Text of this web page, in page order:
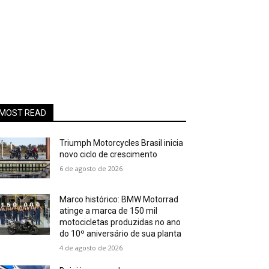
MOST READ
Triumph Motorcycles Brasil inicia
novo ciclo de crescimento
6 de agosto de 2026
Marco histórico: BMW Motorrad
atinge a marca de 150 mil
motocicletas produzidas no ano
do 10º aniversário de sua planta
4 de agosto de 2026